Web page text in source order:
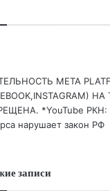
МЕТА
*YouTube РКН:
нарушает закон РФ
записи